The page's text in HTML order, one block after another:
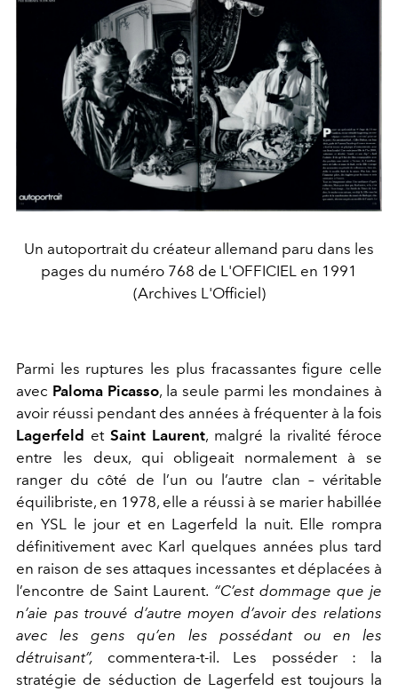
Un autoportrait du créateur allemand paru dans les
pages du numéro 768 de L'OFFICIEL en 1991
(Archives L'Officiel)
Parmi les ruptures les plus fracassantes figure celle
avec Paloma Picasso, la seule parmi les mondaines à
avoir réussi pendant des années à fréquenter à la fois
Lagerfeld etSaint Laurent, malgré la rivalité féroce
entre les deux, qui obligeait normalement à se
ranger du côté de l’un ou l’autre clan – véritable
équilibriste, en 1978, elle a réussi à se marier habillée
en YSL le jour et en Lagerfeld la nuit. Elle rompra
définitivement avec Karl quelques années plus tard
en raison de ses attaques incessantes et déplacées à
l’encontre de Saint Laurent. “C’est dommage que je
n’aie pas trouvé d’autre moyen d’avoir des relations
avec les gens qu’en les possédant ou en les
détruisant”, commentera-t-il. Les posséder : la
stratégie de séduction de Lagerfeld est toujours la